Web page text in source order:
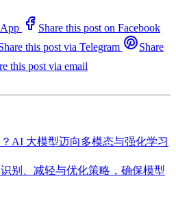
Share this post on Facebook
this post via Telegram
Share
this post via email
AI 大模型迈向多模态与强化学习
别、减轻与优化策略，确保模型